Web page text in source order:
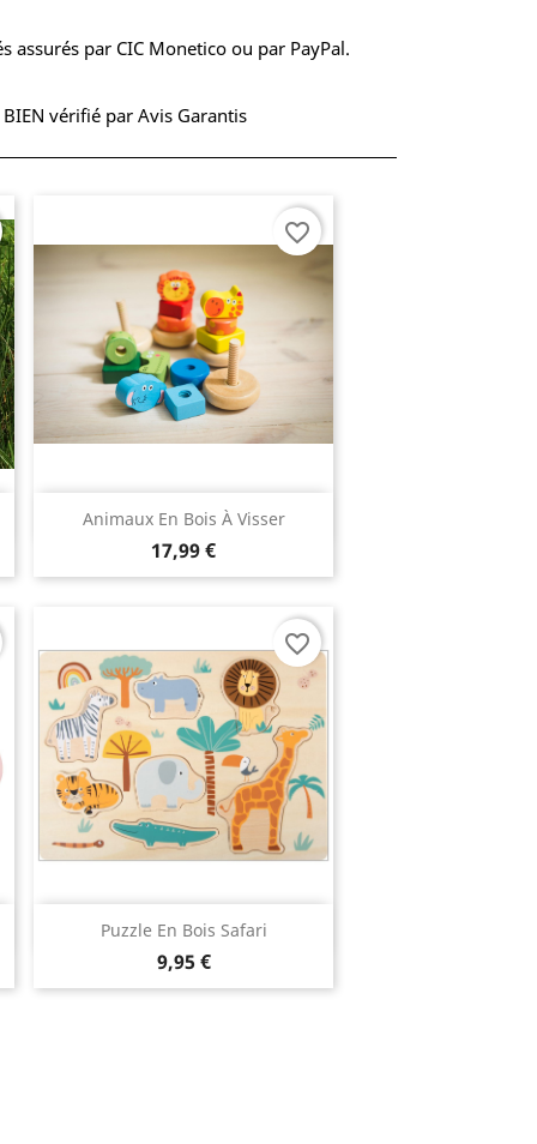
assurés par CIC Monetico ou par PayPal.
BIEN vérifié par Avis Garantis
Animaux En Bois À Visser
17,99 €
Aperçu rapide
favorite_border
Puzzle En Bois Safari
9,95 €
Aperçu rapide
favorite_border